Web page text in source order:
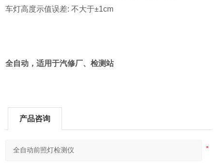
车灯高度示值误差: 不大于±1cm
全自动，适用于汽修厂、检测站
产品咨询